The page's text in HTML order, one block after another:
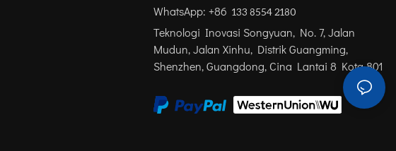
WhatsApp: +86 133 8554 2180
Teknologi Inovasi Songyuan, No. 7, Jalan
Mudun, Jalan Xinhu, Distrik Guangming,
Shenzhen, Guangdong, Cina Lantai 8 Kota 801